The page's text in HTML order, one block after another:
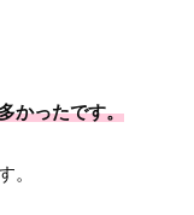
かったです。
。